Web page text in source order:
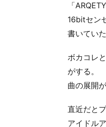
「
16bitセン
書いていた
ボカコレ
がする。
曲の展開
直近だと
アイドル